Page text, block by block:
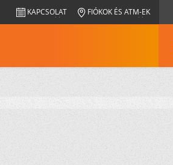
KAPCSOLAT FIÓKOK ÉS ATM-EK